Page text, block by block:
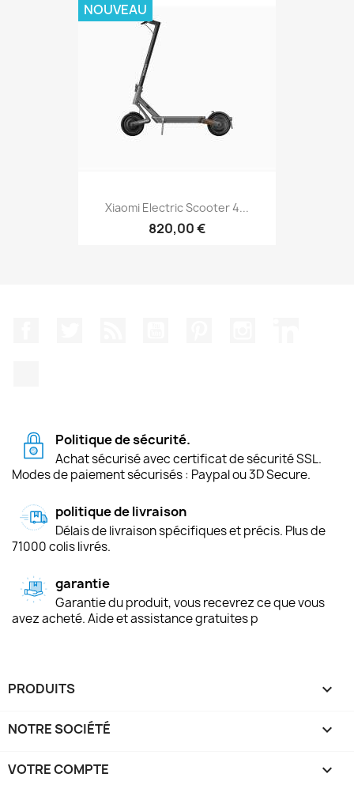
Xiaomi Electric Scooter 4...
820,00 €
NOUVEAU
Politique de sécurité.
Achat sécurisé avec certificat de sécurité SSL.
Modes de paiement sécurisés : Paypal ou 3D Secure.
politique de livraison
Délais de livraison spécifiques et précis. Plus de
71000 colis livrés.
garantie
Garantie du produit, vous recevrez ce que vous
avez acheté. Aide et assistance gratuites p
PRODUITS 
NOTRE SOCIÉTÉ 
VOTRE COMPTE 